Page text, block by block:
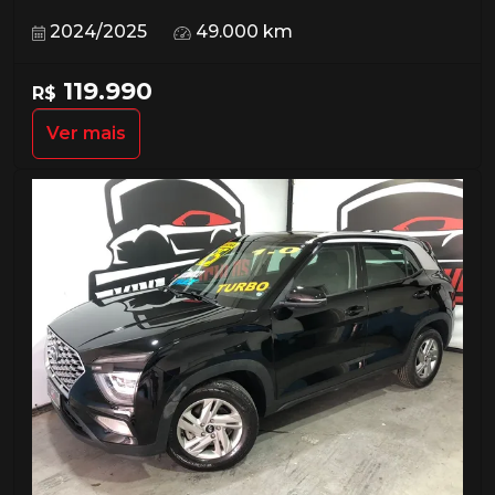
2024/2025 49.000 km
R$ 119.990
Ver mais